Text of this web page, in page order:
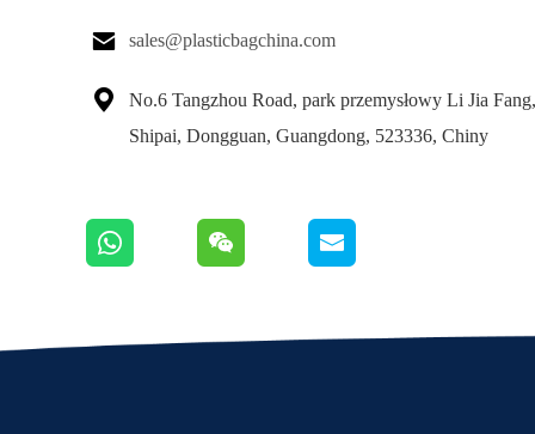
 sales@plasticbagchina.com

No.6 Tangzhou Road, park przemysłowy Li Jia
Shipai, Dongguan, Guangdong, 523336, Chiny